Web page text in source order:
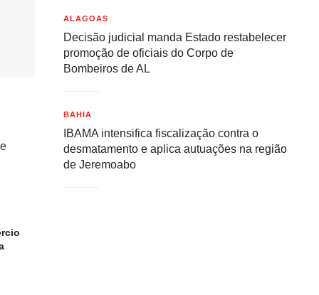
ALAGOAS
Decisão judicial manda Estado restabelecer
promoção de oficiais do Corpo de
Bombeiros de AL
BAHIA
IBAMA intensifica fiscalização contra o
desmatamento e aplica autuações na região
de Jeremoabo